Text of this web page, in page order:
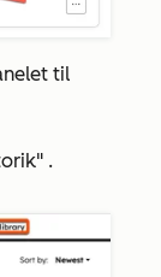
til
.